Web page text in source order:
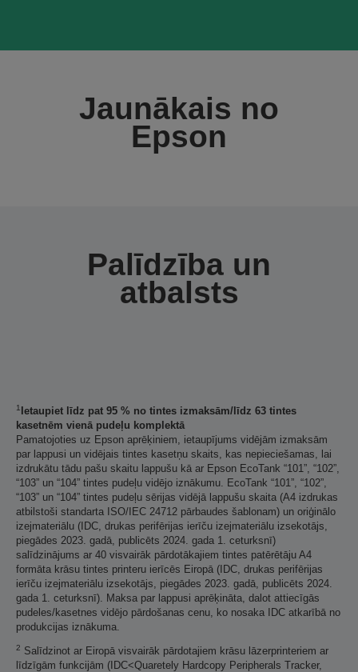
Jaunākais no
Epson
Palīdzība un
atbalsts
1 Ietaupiet līdz pat 95 % no tintes izmaksām/līdz 63 tintes
kasetnēm vienā pudeļu komplektā
Pamatojoties uz Epson aprēķiniem, ietaupījums vidējām izmaksām
par lappusi un vidējais tintes kasetņu skaits, kas nepieciešamas, lai
izdrukātu tādu pašu skaitu lappušu kā ar Epson EcoTank “101”, “102”,
“103” un “104” tintes pudeļu vidējo iznākumu. EcoTank “101”, “102”,
“103” un “104” tintes pudeļu sērijas vidējā lappušu skaita (A4 izdrukas
atbilstoši standarta ISO/IEC 24712 pārbaudes šablonam) un oriģinālo
izejmateriālu (IDC, drukas perifērijas ierīču izejmateriālu izsekotājs,
piegādes 2023. gadā, publicēts 2024. gada 1. ceturksnī)
salīdzinājums ar 40 visvairāk pārdotākajiem tintes patērētāju A4
formāta krāsu tintes printeru ierīcēs Eiropā (IDC, drukas perifērijas
ierīču izejmateriālu izsekotājs, piegādes 2023. gadā, publicēts 2024.
gada 1. ceturksnī). Maksa par lappusi aprēķināta, dalot attiecīgās
pudeles/kasetnes vidējo pārdošanas cenu, ko nosaka IDC atkarībā no
produkcijas iznākuma.
2 Salīdzinot ar Eiropā visvairāk pārdotajiem krāsu lāzerprinteriem ar
līdzīgām funkcijām (IDC<Quaretely Hardcopy Peripherals Tracker,